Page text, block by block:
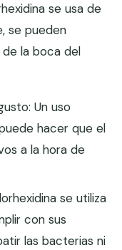
se usa de
se pueden
la boca del
Un uso
hacer que el
a la hora de
se utiliza
con sus
las bacterias ni